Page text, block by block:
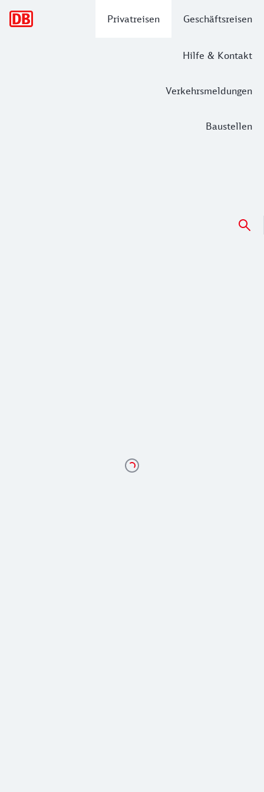
Privatreisen Geschäftsreisen
Hilfe & Kontakt
Verkehrsmeldungen
Baustellen